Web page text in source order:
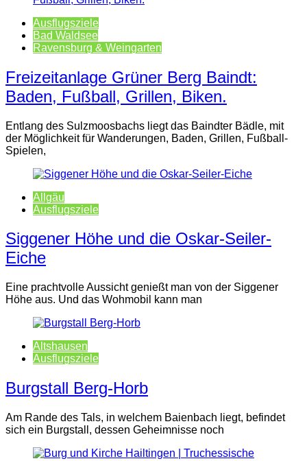
Ausflugsziele
Bad Waldsee
Ravensburg & Weingarten
Freizeitanlage Grüner Berg Baindt:
Baden, Fußball, Grillen, Biken.
Entlang des Sulzmoosbachs liegt das Baindter Bädle, mit
der Möglichkeit für Wanderungen, Baden, Grillen, Fußball-
Spielen,
Allgäu
Ausflugsziele
Siggener Höhe und die Oskar-Seiler-
Eiche
Eine prachtvolle Aussicht genießt man von der Siggener
Höhe aus. Und das Wohmobil kann man
Altshausen
Ausflugsziele
Burgstall Berg-Horb
Am Rande des Tals, in welchem Baienbach liegt, befindet
sich ein Burgstall, dessen Geheimnisse noch